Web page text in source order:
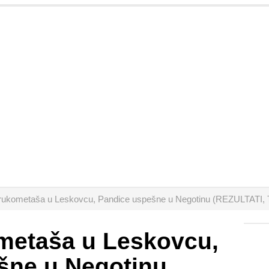
u Leskovcu, Pandice uspešne u Negotinu (REZULTATI,
u Leskovcu,